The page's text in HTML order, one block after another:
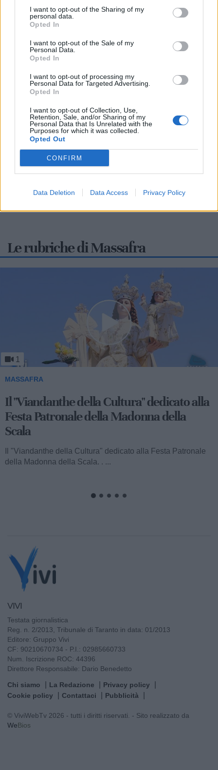
I want to opt-out of the Sharing of my
personal data.
Opted In
I want to opt-out of the Sale of my
Personal Data.
Opted In
I want to opt-out of processing my
Personal Data for Targeted Advertising.
Opted In
I want to opt-out of Collection, Use,
Retention, Sale, and/or Sharing of my
Personal Data that Is Unrelated with the
Purposes for which it was collected.
Opted Out
CONFIRM
Data Deletion Data Access Privacy Policy
Chiatona: sacchi gratis in spiaggia per
San Lorenzo
MASSAFRA
Nella giornata di lunedì 10 agosto, in occasione della notte
di San Lorenzo, la località marina di Chiatona ospiterà
un'iniziativa...
Le rubriche di Massafra
1
MASSAFRA
Il "Viandanthe della Cultura" dedicato alla
Festa Patronale della Madonna della
Scala
Il "Viandanthe della Cultura" dedicato alla Festa Patronale
della Madonna della Scala. . ...
VIVI
Testata giornalistica
Reg. n. 2/2013, Tribunale di Taranto in data: 01/2013
Editore: Gruppo Vivi
CF: 90210670734 - P.I.: 02985660733
Num. Iscrizione ROC: 44396
Direttore Responsabile: Dario Benedetto
Chi siamo La Redazione
Privacy policy
Cookie policy
Contattaci Pubblicità
© ViviWebTv 2026 - tutti i diritti riservati. - Sito realizzato da
WeBios